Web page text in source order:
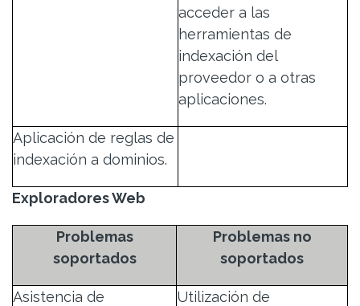
acceder a las
herramientas de
indexación del
proveedor o a otras
aplicaciones.
Aplicación de reglas de
indexación a dominios.
Exploradores Web
Problemas
soportados
Problemas no
soportados
Asistencia de
Utilización de